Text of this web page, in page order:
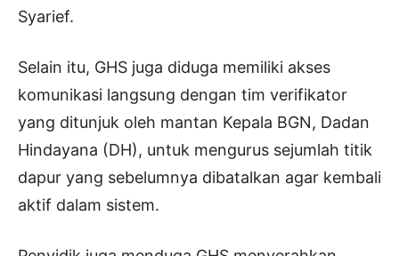
Syarief.
Selain itu, GHS juga diduga memiliki akses
komunikasi langsung dengan tim verifikator
yang ditunjuk oleh mantan Kepala BGN, Dadan
Hindayana (DH), untuk mengurus sejumlah titik
dapur yang sebelumnya dibatalkan agar kembali
aktif dalam sistem.